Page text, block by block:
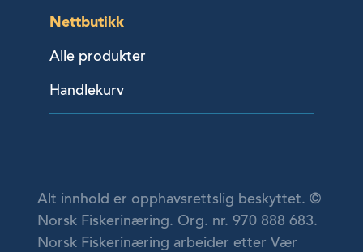
Nettbutikk
Alle produkter
Handlekurv
Alt innhold er opphavsrettslig beskyttet. ©
Norsk Fiskerinæring. Org. nr. 970 888 683.
Norsk Fiskerinæring arbeider etter Vær